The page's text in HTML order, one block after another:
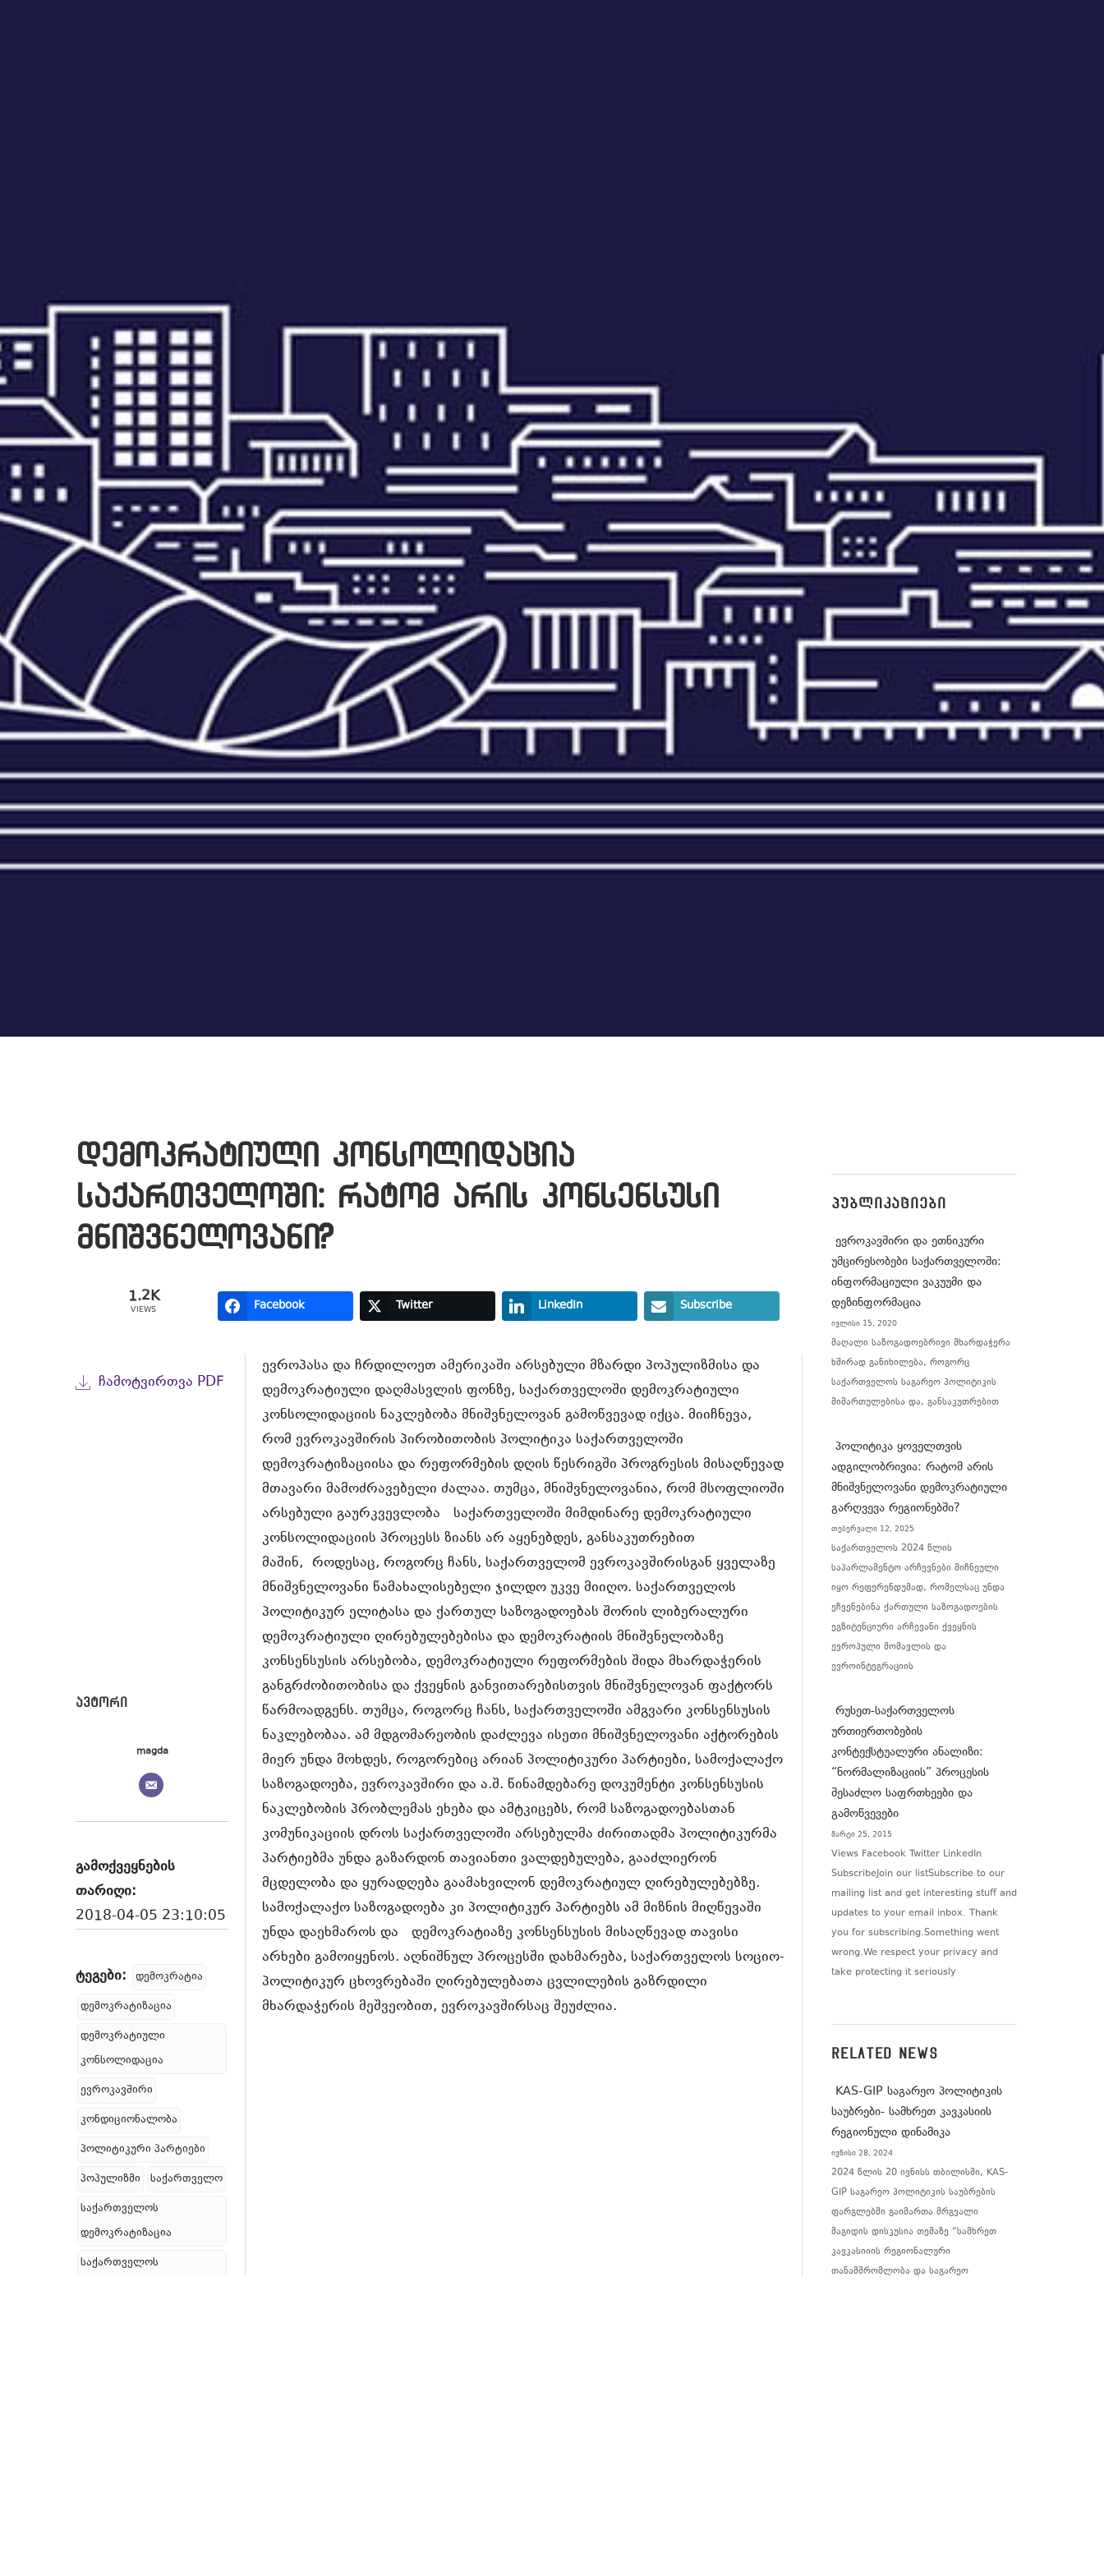
დემოკრატიული კონსოლიდაცია
საქართველოში: რატომ არის კონსენსუსი
მნიშვნელოვანი?
1.2K
VIEWS Facebook Twitter LinkedIn Subscribe
ᲩᲐᲛᲝᲢᲕᲘᲠᲗᲕᲐ PDF
magda
გამოქვეყნების
თარიღი:
2018-04-05 23:10:05
ტეგები: დემოკრატია
დემოკრატიზაცია
დემოკრატიული
კონსოლიდაცია
ევროკავშირი
კონდიციონალობა
პოლიტიკური პარტიები
პოპულიზმი
საქართველო
საქართველოს
დემოკრატიზაცია
საქართველოს
ევროპასა და ჩრდილოეთ ამერიკაში არსებული მზარდი პოპულიზმისა და
დემოკრატიული დაღმასვლის ფონზე, საქართველოში დემოკრატიული
კონსოლიდაციის ნაკლებობა მნიშვნელოვან გამოწვევად იქცა. მიიჩნევა,
რომ ევროკავშირის პირობითობის პოლიტიკა საქართველოში
დემოკრატიზაციისა და რეფორმების დღის წესრიგში პროგრესის მისაღწევად
მთავარი მამოძრავებელი ძალაა. თუმცა, მნიშვნელოვანია, რომ მსოფლიოში
არსებული გაურკვევლობა საქართველოში მიმდინარე დემოკრატიული
კონსოლიდაციის პროცესს ზიანს არ აყენებდეს, განსაკუთრებით
მაშინ, როდესაც, როგორც ჩანს, საქართველომ ევროკავშირისგან ყველაზე
მნიშვნელოვანი წამახალისებელი ჯილდო უკვე მიიღო. საქართველოს
პოლიტიკურ ელიტასა და ქართულ საზოგადოებას შორის ლიბერალური
დემოკრატიული ღირებულებებისა და დემოკრატიის მნიშვნელობაზე
კონსენსუსის არსებობა, დემოკრატიული რეფორმების შიდა მხარდაჭერის
განგრძობითობისა და ქვეყნის განვითარებისთვის მნიშვნელოვან ფაქტორს
წარმოადგენს. თუმცა, როგორც ჩანს, საქართველოში ამგვარი კონსენსუსის
ნაკლებობაა. ამ მდგომარეობის დაძლევა ისეთი მნიშვნელოვანი აქტორების
მიერ უნდა მოხდეს, როგორებიც არიან პოლიტიკური პარტიები, სამოქალაქო
საზოგადოება, ევროკავშირი და ა.შ. წინამდებარე დოკუმენტი კონსენსუსის
ნაკლებობის პრობლემას ეხება და ამტკიცებს, რომ საზოგადოებასთან
კომუნიკაციის დროს საქართველოში არსებულმა ძირითადმა პოლიტიკურმა
პარტიებმა უნდა გაზარდონ თავიანთი ვალდებულება, გააძლიერონ
მცდელობა და ყურადღება გაამახვილონ დემოკრატიულ ღირებულებებზე.
სამოქალაქო საზოგადოება კი პოლიტიკურ პარტიებს ამ მიზნის მიღწევაში
უნდა დაეხმაროს და დემოკრატიაზე კონსენსუსის მისაღწევად თავისი
არხები გამოიყენოს. აღნიშნულ პროცესში დახმარება, საქართველოს სოციო-
პოლიტიკურ ცხოვრებაში ღირებულებათა ცვლილების გაზრდილი
მხარდაჭერის მეშვეობით, ევროკავშირსაც შეუძლია.
ᲞᲣᲑᲚᲘᲙᲐᲪᲘᲔᲑᲘ
ევროკავშირი და ეთნიკური
უმცირესობები საქართველოში:
ინფორმაციული ვაკუუმი და
დეზინფორმაცია
ივლისი 15, 2020
მაღალი საზოგადოებრივი მხარდაჭერა
ხშირად განიხილება, როგორც
საქართველოს საგარეო პოლიტიკის
მიმართულებისა და, განსაკუთრებით
პოლიტიკა ყოველთვის
ადგილობრივია: რატომ არის
მნიშვნელოვანი დემოკრატიული
გარღვევა რეგიონებში?
თებერვალი 12, 2025
საქართველოს 2024 წლის
საპარლამენტო არჩევნები მიჩნეული
იყო რეფერენდუმად, რომელსაც უნდა
ეჩვენებინა ქართული საზოგადოების
ეგზიტენციური არჩევანი ქვეყნის
ევროპული მომავლის და
ევროინტეგრაციის
რუსეთ-საქართველოს
ურთიერთობების
კონტექსტუალური ანალიზი:
“ნორმალიზაციის” პროცესის
შესაძლო საფრთხეები და
გამოწვევები
მარტი 25, 2015
Views Facebook Twitter LinkedIn
SubscribeJoin our listSubscribe to our
mailing list and get interesting stuff and
updates to your email inbox. Thank
you for subscribing.Something went
wrong.We respect your privacy and
take protecting it seriously
RELATED NEWS
KAS-GIP საგარეო პოლიტიკის
საუბრები- სამხრეთ კავკასიის
რეგიონული დინამიკა
ივნისი 28, 2024
2024 წლის 20 ივნისს თბილისში, KAS-
GIP საგარეო პოლიტიკის საუბრების
ფარგლებში გაიმართა მრგვალი
მაგიდის დისკუსია თემაზე “სამხრეთ
კავკასიიის რეგიონალური
თანამშრომლობა და საგარეო